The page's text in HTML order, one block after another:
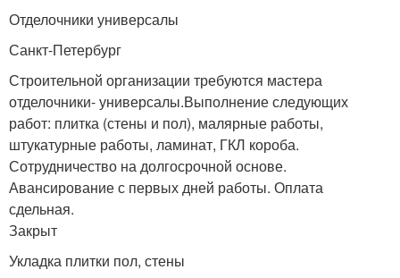
Отделочники универсалы
Санкт-Петербург
Строительной организации требуются мастера
отделочники- универсалы.Выполнение следующих
работ: плитка (стены и пол), малярные работы,
штукатурные работы, ламинат, ГКЛ короба.
Сотрудничество на долгосрочной основе.
Авансирование с первых дней работы. Оплата
сдельная.
Закрыт
Укладка плитки пол, стены